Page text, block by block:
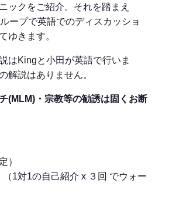
ックをご紹介。それを踏まえ
ープで英語でのディスカッショ
ゆきます。
はKingと小田が英語で行いま
解説はありません。
チ(MLM)・宗教等の勧誘は固くお断
）
（1対1の自己紹介 x ３回 でウォー